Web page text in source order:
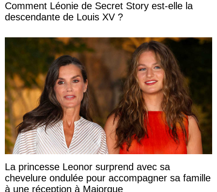
Comment Léonie de Secret Story est-elle la
descendante de Louis XV ?
La princesse Leonor surprend avec sa
chevelure ondulée pour accompagner sa famille
à une réception à Majorque